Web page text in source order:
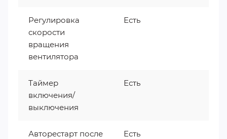
Регулировка
скорости
вращения
вентилятора
Есть
Таймер
включения/
выключения
Есть
Авторестарт после
Есть